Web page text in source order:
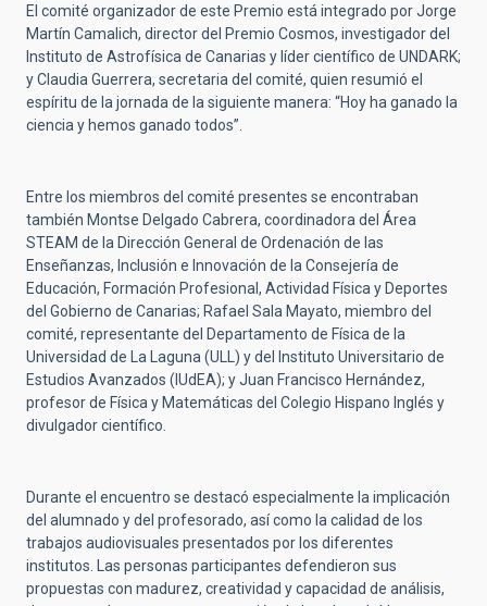
El comité organizador de este Premio está integrado por Jorge
Martín Camalich, director del Premio Cosmos, investigador del
Instituto de Astrofísica de Canarias y líder científico de UNDARK;
y Claudia Guerrera, secretaria del comité, quien resumió el
espíritu de la jornada de la siguiente manera: “Hoy ha ganado la
ciencia y hemos ganado todos”.
Entre los miembros del comité presentes se encontraban
también Montse Delgado Cabrera, coordinadora del Área
STEAM de la Dirección General de Ordenación de las
Enseñanzas, Inclusión e Innovación de la Consejería de
Educación, Formación Profesional, Actividad Física y Deportes
del Gobierno de Canarias; Rafael Sala Mayato, miembro del
comité, representante del Departamento de Física de la
Universidad de La Laguna (ULL) y del Instituto Universitario de
Estudios Avanzados (IUdEA); y Juan Francisco Hernández,
profesor de Física y Matemáticas del Colegio Hispano Inglés y
divulgador científico.
Durante el encuentro se destacó especialmente la implicación
del alumnado y del profesorado, así como la calidad de los
trabajos audiovisuales presentados por los diferentes
institutos. Las personas participantes defendieron sus
propuestas con madurez, creatividad y capacidad de análisis,